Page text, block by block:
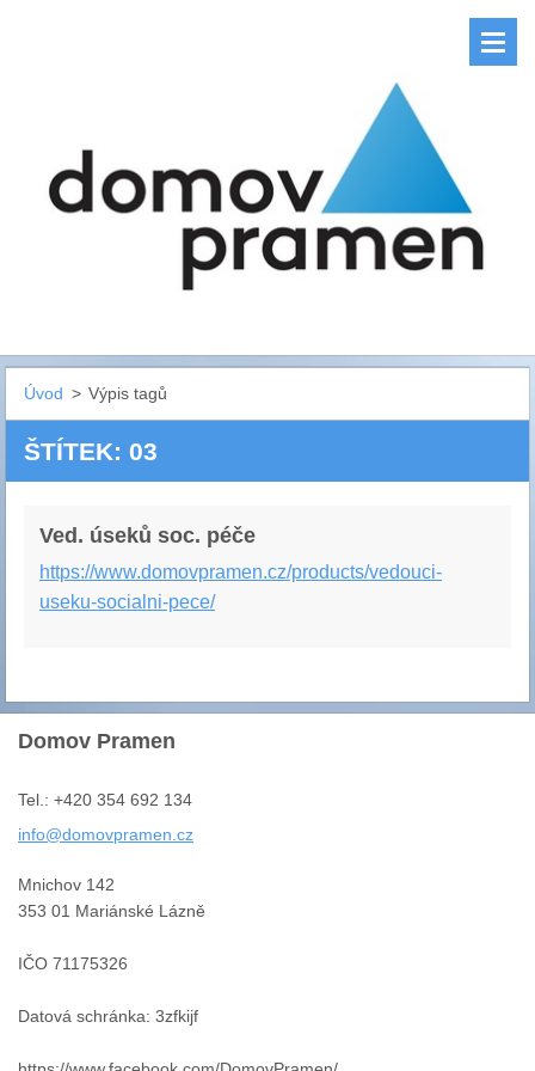
Úvod > Výpis tagů
ŠTÍTEK: 03
Ved. úseků soc. péče
https://www.domovpramen.cz/products/vedouci-
useku-socialni-pece/
Domov Pramen
Tel.: +420 354 692 134
info@domovpramen .cz
Mnichov 142
353 01 Mariánské Lázně
IČO 71175326
Datová schránka: 3zfkijf